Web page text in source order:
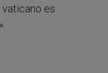
es